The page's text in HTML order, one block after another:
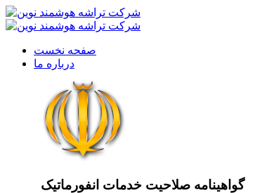
صفحه نخست
درباره ما
گواهینامه صلاحیت خدمات انفورماتیک